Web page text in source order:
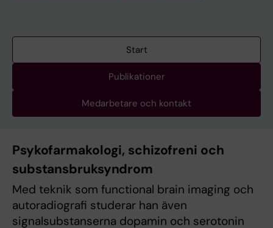
Start
Publikationer
Medarbetare och kontakt
Psykofarmakologi, schizofreni och
substansbruksyndrom
Med teknik som functional brain imaging och
autoradiografi studerar han även
signalsubstanserna dopamin och serotonin